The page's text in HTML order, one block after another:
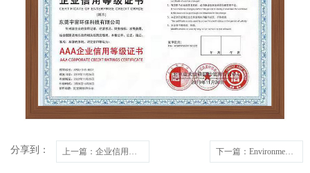
分享到： 上一篇 ：企业信用评价AAA级信用企业 下一篇 ：Environmental Management System Certification